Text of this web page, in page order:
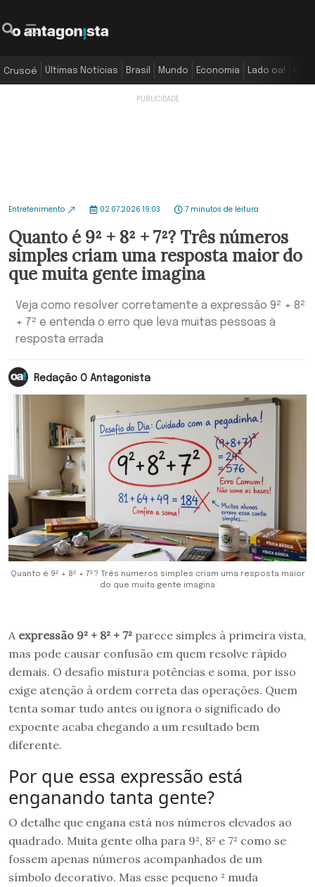
Crusoé Últimas Notícias Brasil Mundo Economia Lado oa!
Entretenimento 02.07.2026 19:03 7 minutos de leitura
Quanto é 9² + 8² + 7²? Três números
simples criam uma resposta maior do
que muita gente imagina
Veja como resolver corretamente a expressão 9² + 8²
+ 7² e entenda o erro que leva muitas pessoas à
resposta errada
Redação O Antagonista
Quanto é 9² + 8² + 7²? Três números simples criam uma resposta maior
do que muita gente imagina
A expressão 9² + 8² + 7² parece simples à primeira vista,
mas pode causar confusão em quem resolve rápido
demais. O desafio mistura potências e soma, por isso
exige atenção à ordem correta das operações. Quem
tenta somar tudo antes ou ignora o significado do
expoente acaba chegando a um resultado bem
diferente.
Por que essa expressão está
enganando tanta gente?
O detalhe que engana está nos números elevados ao
quadrado. Muita gente olha para 9², 8² e 7² como se
fossem apenas números acompanhados de um
símbolo decorativo. Mas esse pequeno ² muda